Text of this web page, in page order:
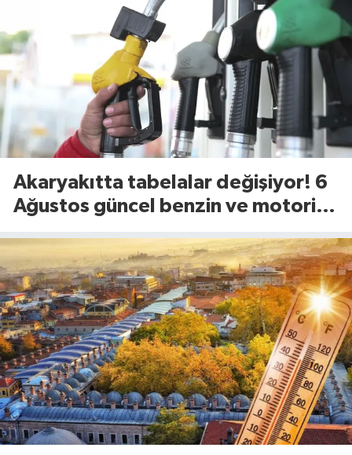
Akaryakıtta tabelalar değişiyor! 6
Ağustos güncel benzin ve motorin